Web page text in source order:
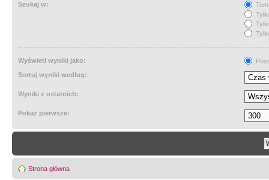
Szukaj w:
Wyświetl wyniki jako:
Sortuj wyniki według:
Wyniki z ostatnich:
Pokaż pierwsze:
Strona główna